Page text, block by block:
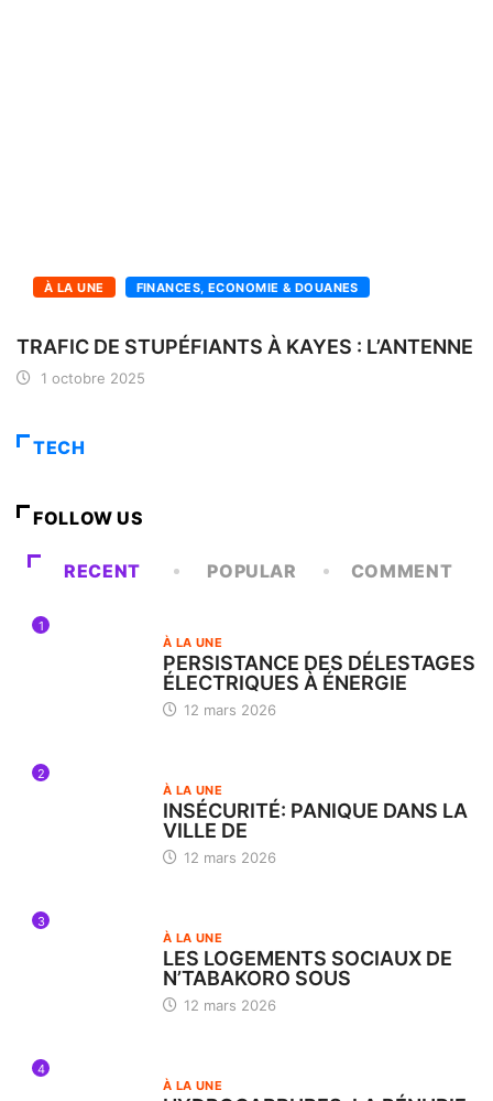
À LA UNE FINANCES, ECONOMIE & DOUANES
TRAFIC DE STUPÉFIANTS À KAYES : L’ANTENNE
1 octobre 2025
TECH
FOLLOW US
RECENT POPULAR COMMENT
1
À LA UNE
PERSISTANCE DES DÉLESTAGES
ÉLECTRIQUES À ÉNERGIE
12 mars 2026
2
À LA UNE
INSÉCURITÉ: PANIQUE DANS LA
VILLE DE
12 mars 2026
3
À LA UNE
LES LOGEMENTS SOCIAUX DE
N’TABAKORO SOUS
12 mars 2026
4
À LA UNE